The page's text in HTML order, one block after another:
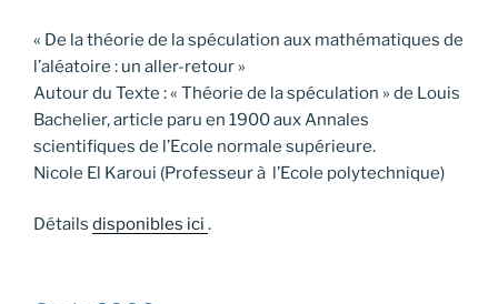
« De la théorie de la spéculation aux mathématiques de
l’aléatoire : un aller-retour »
Autour du Texte : « Théorie de la spéculation » de Louis
Bachelier, article paru en 1900 aux Annales
scientifiques de l’Ecole normale supérieure.
Nicole El Karoui (Professeur à l’Ecole polytechnique)
Détails disponibles ici .